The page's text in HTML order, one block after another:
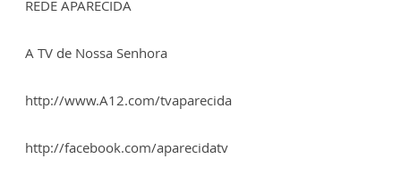
REDE APARECIDA
A TV de Nossa Senhora
http://www.A12.com/tvaparecida
http://facebook.com/aparecidatv